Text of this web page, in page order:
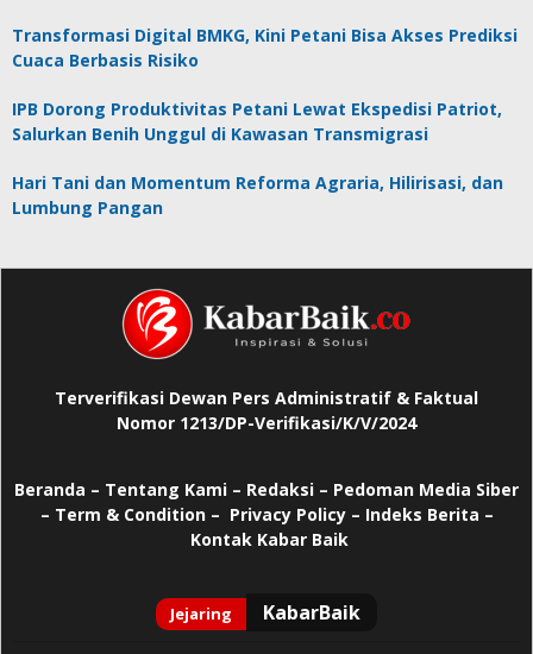
Transformasi Digital BMKG, Kini Petani Bisa Akses Prediksi
Cuaca Berbasis Risiko
IPB Dorong Produktivitas Petani Lewat Ekspedisi Patriot,
Salurkan Benih Unggul di Kawasan Transmigrasi
Hari Tani dan Momentum Reforma Agraria, Hilirisasi, dan
Lumbung Pangan
Terverifikasi Dewan Pers Administratif & Faktual
Nomor 1213/DP-Verifikasi/K/V/2024
Beranda – Tentang Kami – Redaksi – Pedoman Media Siber
– Term & Condition – Privacy Policy– Indeks Berita –
Kontak Kabar Baik